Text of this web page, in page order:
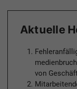
Aktuelle
von